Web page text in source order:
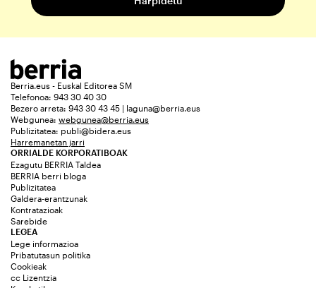
Berria.eus - Euskal Editorea SM
Telefonoa: 943 30 40 30
Bezero arreta: 943 30 43 45 | laguna@berria.eus
Webgunea: webgunea@berria.eus
Publizitatea: publi@bidera.eus
Harremanetan jarri
ORRIALDE KORPORATIBOAK
Ezagutu BERRIA Taldea
BERRIA berri bloga
Publizitatea
Galdera-erantzunak
Kontratazioak
Sarebide
LEGEA
Lege informazioa
Pribatutasun politika
Cookieak
cc Lizentzia